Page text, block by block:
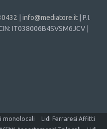
info@mediatore.it | P.I.
IT038006B4SVSM6JCV |
monolocali
Lidi Ferraresi Affitti